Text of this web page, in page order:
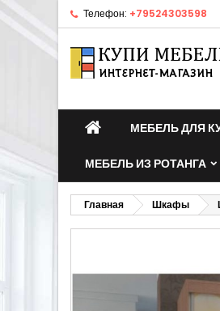
Телефон: +79524303598
МЕБЕЛЬ ДЛЯ
МЕБЕЛЬ ИЗ РОТАНГА
Главная Шкафы